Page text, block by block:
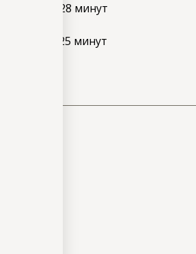
28 км - 28 минут
- 12 км - 25 минут